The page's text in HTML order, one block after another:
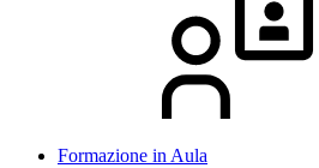
Formazione in Aula